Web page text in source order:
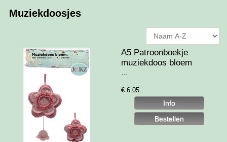
Muziekdoosjes
A5 Patroonboekje
muziekdoos bloem
€ 6.05